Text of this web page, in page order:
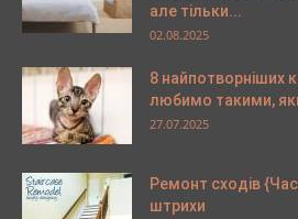
але тільки...
02.08.2025
8 найпотворніших
любимо такими,
27.07.2025
Ремонт сходів
штрихи